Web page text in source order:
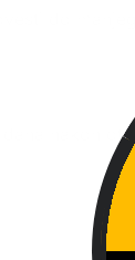
do
nakon